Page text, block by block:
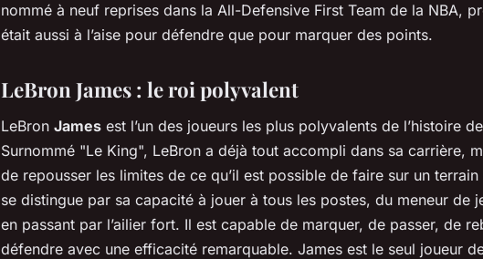
nommé à neuf reprises dans la All-Defensive First Team de la NBA,
était aussi à l’aise pour défendre que pour marquer des points.
LeBron James : le roi polyvalent
LeBron James est l’un des joueurs les plus polyvalents de l’histoire
Surnommé "Le King", LeBron a déjà tout accompli dans sa carrière,
de repousser les limites de ce qu’il est possible de faire sur un
se distingue par sa capacité à jouer à tous les postes, du meneur de
en passant par l’ailier fort. Il est capable de marquer, de passer, de
défendre avec une efficacité remarquable. James est le seul joueur